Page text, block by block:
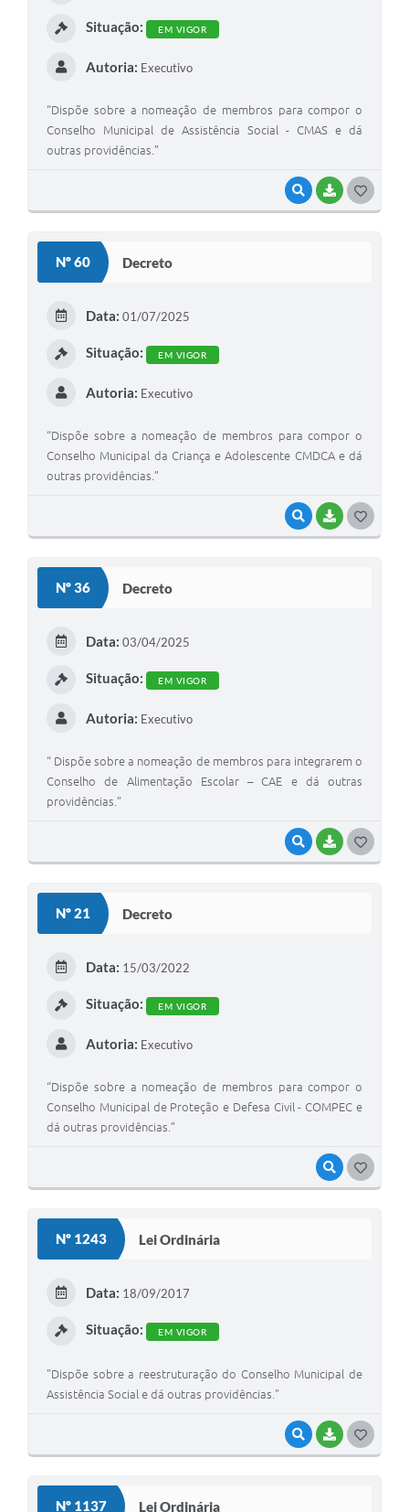
VISUALIZAR
BAIXAR
Situação: EM VIGOR
Autoria: Executivo
“Dispõe sobre a nomeação de membros para compor o
Conselho Municipal de Assistência Social - CMAS e dá
outras providências.”
Nº 60 Decreto
VISUALIZAR
BAIXAR
Data: 01/07/2025
Situação: EM VIGOR
Autoria: Executivo
“Dispõe sobre a nomeação de membros para compor o
Conselho Municipal da Criança e Adolescente CMDCA e dá
outras providências.”
Nº 36 Decreto
VISUALIZAR
BAIXAR
Data: 03/04/2025
Situação: EM VIGOR
Autoria: Executivo
“ Dispõe sobre a nomeação de membros para integrarem o
Conselho de Alimentação Escolar – CAE e dá outras
providências.”
Nº 21 Decreto
VISUALIZAR
Data: 15/03/2022
Situação: EM VIGOR
Autoria: Executivo
“Dispõe sobre a nomeação de membros para compor o
Conselho Municipal de Proteção e Defesa Civil - COMPEC e
dá outras providências.”
Nº 1243 Lei Ordinária
VISUALIZAR
BAIXAR
Data: 18/09/2017
Situação: EM VIGOR
"Dispõe sobre a reestruturação do Conselho Municipal de
Assistência Social e dá outras providências."
Nº 1137 Lei Ordinária